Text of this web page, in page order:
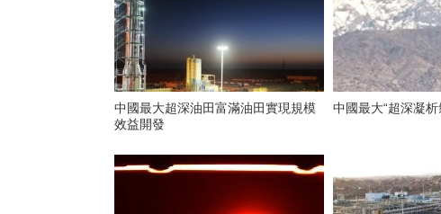
中國最大超深油田富滿油田實現規模
效益開發
中國最大“超深凝